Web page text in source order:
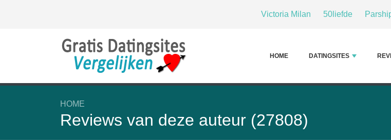
Victoria Milan 50liefde
HOME DATINGSITES
HOME
Reviews van deze auteur (27808)